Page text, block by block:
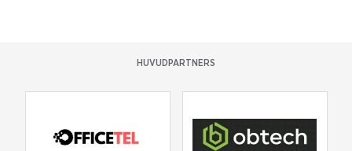
HUVUDPARTNERS